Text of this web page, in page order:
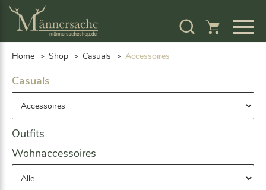
p
Home Shop Casuals Accessoires
Casuals
Outfits
Wohnaccessoires